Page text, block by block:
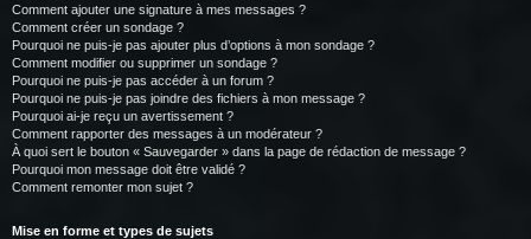
Comment ajouter une signature à mes messages ?
Comment créer un sondage ?
Pourquoi ne puis-je pas ajouter plus d’options à mon sondage ?
Comment modifier ou supprimer un sondage ?
Pourquoi ne puis-je pas accéder à un forum ?
Pourquoi ne puis-je pas joindre des fichiers à mon message ?
Pourquoi ai-je reçu un avertissement ?
Comment rapporter des messages à un modérateur ?
À quoi sert le bouton « Sauvegarder » dans la page de rédaction de message ?
Pourquoi mon message doit être validé ?
Comment remonter mon sujet ?
Mise en forme et types de sujets